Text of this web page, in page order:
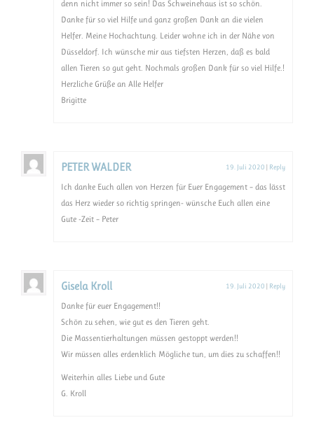
denn nicht immer so sein! Das Schweinehaus ist so schön.
Danke für so viel Hilfe und ganz großen Dank an die vielen
Helfer. Meine Hochachtung. Leider wohne ich in der Nähe von
Düsseldorf. Ich wünsche mir aus tiefsten Herzen, daß es bald
allen Tieren so gut geht. Nochmals großen Dank für so viel Hilfe.!
Herzliche Grüße an Alle Helfer
Brigitte
PETER WALDER 19. Juli 2020 | Reply
Ich danke Euch allen von Herzen für Euer Engagement – das lässt
das Herz wieder so richtig springen- wünsche Euch allen eine
Gute -Zeit – Peter
Gisela Kroll 19. Juli 2020 | Reply
Danke für euer Engagement!!
Schön zu sehen, wie gut es den Tieren geht.
Die Massentierhaltungen müssen gestoppt werden!!
Wir müssen alles erdenklich Mögliche tun, um dies zu schaffen!!
Weiterhin alles Liebe und Gute
G. Kroll